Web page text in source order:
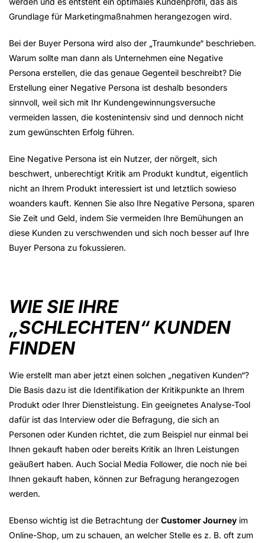
Grundlage für Marketingmaßnahmen herangezogen wird.
Bei der Buyer Persona wird also der „Traumkunde“ beschrieben.
Warum sollte man dann als Unternehmen eine Negative
Persona erstellen, die das genaue Gegenteil beschreibt? Die
Erstellung einer Negative Persona ist deshalb besonders
sinnvoll, weil sich mit Ihr Kundengewinnungsversuche
vermeiden lassen, die kostenintensiv sind und dennoch nicht
zum gewünschten Erfolg führen.
Eine Negative Persona ist ein Nutzer, der nörgelt, sich
beschwert, unberechtigt Kritik am Produkt kundtut, eigentlich
nicht an Ihrem Produkt interessiert ist und letztlich sowieso
woanders kauft. Kennen Sie also Ihre Negative Persona, sparen
Sie Zeit und Geld, indem Sie vermeiden Ihre Bemühungen an
diese Kunden zu verschwenden und sich noch besser auf Ihre
Buyer Persona zu fokussieren.
WIE SIE IHRE
„SCHLECHTEN“ KUNDEN
FINDEN
Wie erstellt man aber jetzt einen solchen „negativen Kunden“?
Die Basis dazu ist die Identifikation der Kritikpunkte an Ihrem
Produkt oder Ihrer Dienstleistung. Ein geeignetes Analyse-Tool
dafür ist das Interview oder die Befragung, die sich an
Personen oder Kunden richtet, die zum Beispiel nur einmal bei
Ihnen gekauft haben oder bereits Kritik an Ihren Leistungen
geäußert haben. Auch Social Media Follower, die noch nie bei
Ihnen gekauft haben, können zur Befragung herangezogen
werden.
Ebenso wichtig ist die Betrachtung der Customer Journey im
Online-Shop, um zu schauen, an welcher Stelle es z. B. oft zum